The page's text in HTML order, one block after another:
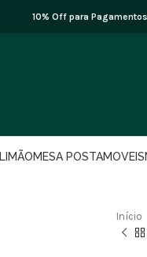
10% Off para
LIMÃOMESA POSTAMOVEIS
Início